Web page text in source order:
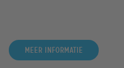
Meer informatie